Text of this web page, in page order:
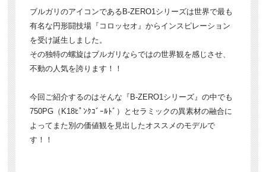
ブルガリのアイコンであるB-ZERO1シリーズは世界で最も
有名な円形闘技場『コロッセオ』からインスピレーション
を受け誕生しました。
その独特の螺旋はブルガリならではの世界観を感じさせ、
不動の人気を誇ります！！
今回ご紹介するのはそんな『B-ZERO1シリーズ』の中でも
750PG（K18ﾋﾟﾝｸｺﾞｰﾙﾄﾞ）とセラミックの異素材の融合に
よってまた別の価値観を見出したオススメのモデルで
す！！